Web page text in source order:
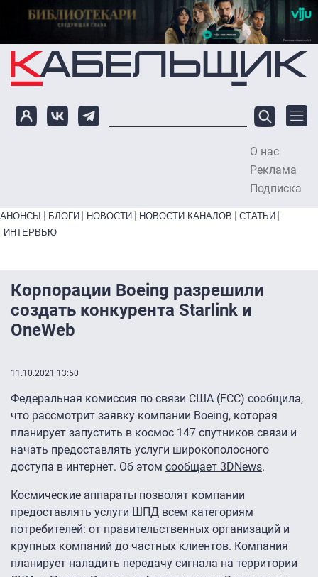
Перейти к основному содержанию
О нас
Реклама
Подписка
Primary links bottom
АНОНСЫ БЛОГИ НОВОСТИ НОВОСТИ КАНАЛОВ
СТАТЬИ
ИНТЕРВЬЮ
Корпорации Boeing разрешили
создать конкурента Starlink и
OneWeb
11.10.2021 13:50
Федеральная комиссия по связи США (FCC) сообщила,
что рассмотрит заявку компании Boeing, которая
планирует запустить в космос 147 спутников связи и
начать предоставлять услуги широкополосного
доступа в интернет. Об этом сообщает 3DNews.
Космические аппараты позволят компании
предоставлять услуги ШПД всем категориям
потребителей: от правительственных организаций и
крупных компаний до частных клиентов. Компания
планирует наладить передачу сигнала на территории